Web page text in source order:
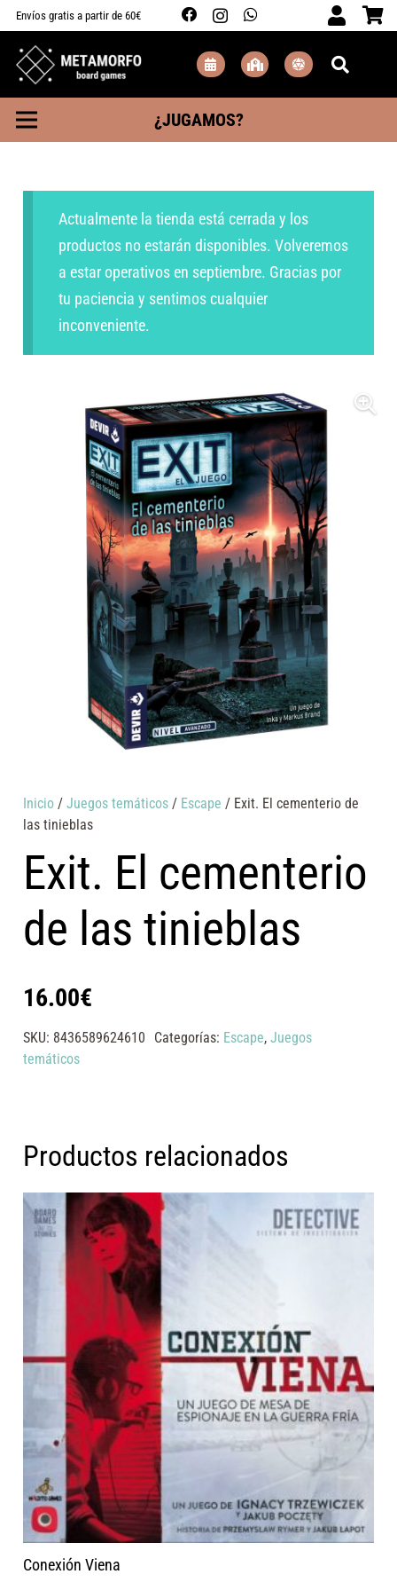
Envíos gratis a partir de 60€
¿JUGAMOS?
Actualmente la tienda está cerrada y los
productos no estarán disponibles. Volveremos
a estar operativos en septiembre. Gracias por
tu paciencia y sentimos cualquier
inconveniente.
Inicio /Juegos temáticos / Escape / Exit. El cementerio de
las tinieblas
Exit. El cementerio
de las tinieblas
16.00€
SKU: 8436589624610 Categorías: Escape, Juegos
temáticos
Productos relacionados
Conexión Viena